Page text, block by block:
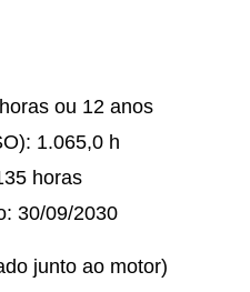
ou 12 anos
1.065,0 h
horas
30/09/2030
junto ao motor)